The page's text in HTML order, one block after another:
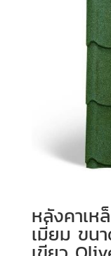
หลังคาเห
เมี่ยม ขน